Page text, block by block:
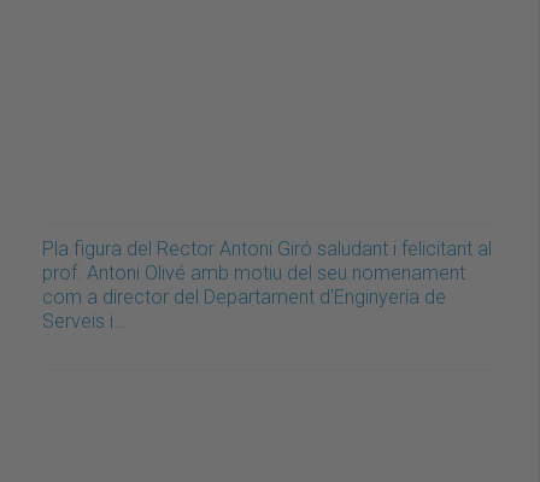
Pla figura del Rector Antoni Giró saludant i felicitant al
prof. Antoni Olivé amb motiu del seu nomenament
com a director del Departament d'Enginyeria de
Serveis i…